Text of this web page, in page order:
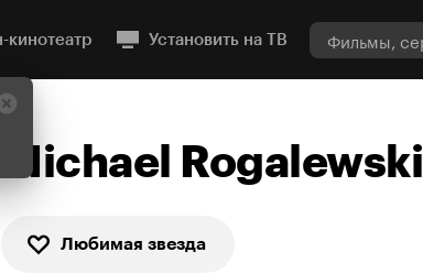
кинотеатр Установить на ТВ
Michael Rogalewski
Любимая звезда